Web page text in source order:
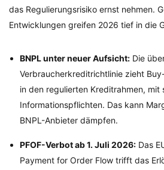
das Regulierungsrisiko ernst nehmen.
Entwicklungen greifen 2026 tief in die
BNPL unter neuer Aufsicht: Die
Verbraucherkreditrichtlinie zieht
in den regulierten Kreditrahmen, mit
Informationspflichten. Das kann
BNPL-Anbieter dämpfen.
PFOF-Verbot ab 1. Juli 2026: Das
Payment for Order Flow trifft das